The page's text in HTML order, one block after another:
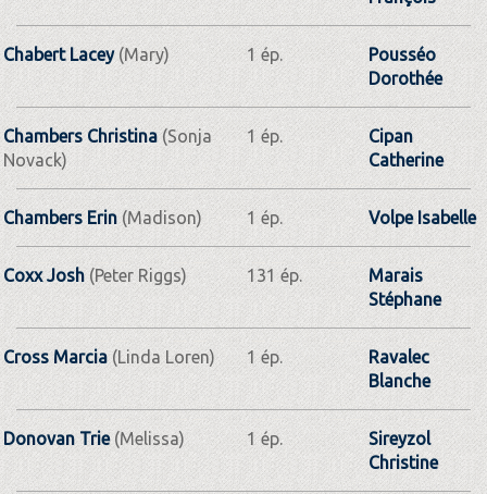
Chabert Lacey(Mary) 1 ép.
Pousséo
Dorothée
Chambers Christina(Sonja
Novack)
1 ép.
Cipan
Catherine
Chambers Erin (Madison) 1 ép. Volpe Isabelle
Coxx Josh(Peter Riggs) 131 ép.
Marais
Stéphane
Cross Marcia(Linda Loren) 1 ép.
Ravalec
Blanche
Donovan Trie(Melissa) 1 ép.
Sireyzol
Christine